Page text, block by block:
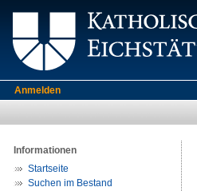
Anmelden
Informationen
Startseite
Suchen im Bestand